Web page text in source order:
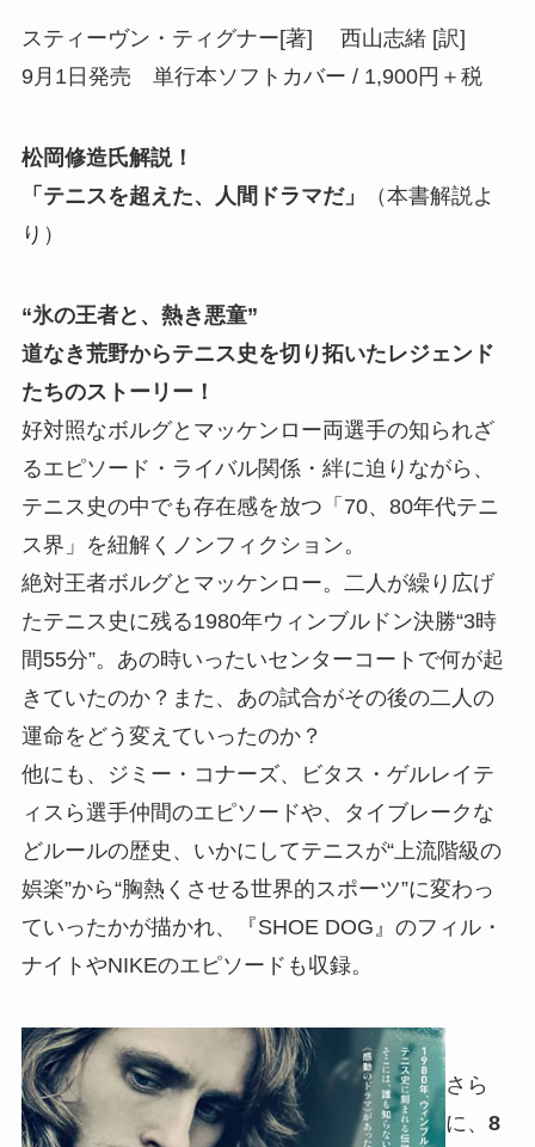
スティーヴン・ティグナー[著] 西山志緒 [訳]
9月1日発売 単行本ソフトカバー / 1,900円＋税
松岡修造氏解説！
「テニスを超えた、人間ドラマだ」
（本書解説よ
り）
“氷の王者と、熱き悪童”
道なき荒野からテニス史を切り拓いたレジェンド
たちのストーリー！
好対照なボルグとマッケンロー両選手の知られざ
るエピソード・ライバル関係・絆に迫りながら、
テニス史の中でも存在感を放つ「70、80年代テニ
ス界」を紐解くノンフィクション。
絶対王者ボルグとマッケンロー。二人が繰り広げ
たテニス史に残る1980年ウィンブルドン決勝“3時
間55分”。あの時いったいセンターコートで何が起
きていたのか？また、あの試合がその後の二人の
運命をどう変えていったのか？
他にも、ジミー・コナーズ、ビタス・ゲルレイテ
ィスら選手仲間のエピソードや、タイブレークな
どルールの歴史、いかにしてテニスが“上流階級の
娯楽”から“胸熱くさせる世界的スポーツ”に変わっ
ていったかが描かれ、『SHOE DOG』のフィル・
ナイトやNIKEのエピソードも収録。
さら
に、 8